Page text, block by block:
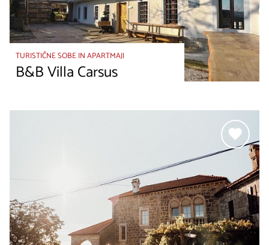
TURISTIČNE SOBE IN APARTMAJI
B&B Villa Carsus